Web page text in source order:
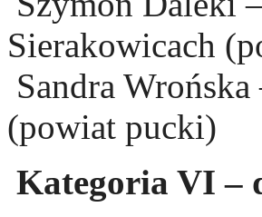
Sierakowicach
Sandra
(powiat pucki)
Kategoria VI –